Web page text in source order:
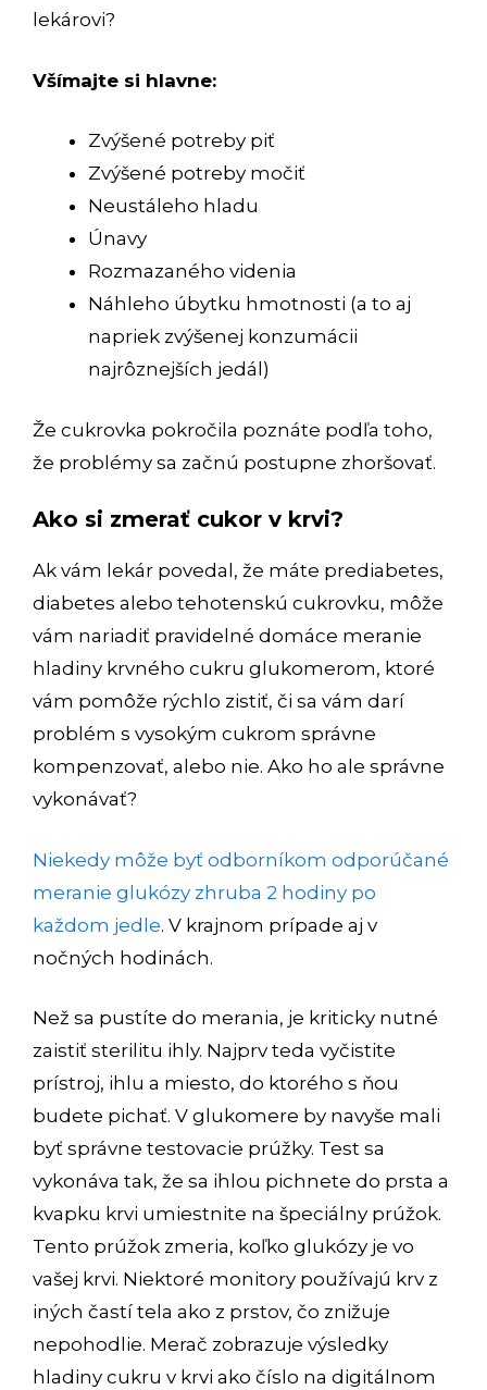
lekárovi?
Všímajte si hlavne:
Zvýšené potreby piť
Zvýšené potreby močiť
Neustáleho hladu
Únavy
Rozmazaného videnia
Náhleho úbytku hmotnosti (a to aj
napriek zvýšenej konzumácii
najrôznejších jedál)
Že cukrovka pokročila poznáte podľa toho,
že problémy sa začnú postupne zhoršovať.
Ako si zmerať cukor v krvi?
Ak vám lekár povedal, že máte prediabetes,
diabetes alebo tehotenskú cukrovku, môže
vám nariadiť pravidelné domáce meranie
hladiny krvného cukru glukomerom, ktoré
vám pomôže rýchlo zistiť, či sa vám darí
problém s vysokým cukrom správne
kompenzovať, alebo nie. Ako ho ale správne
vykonávať?
Niekedy môže byť odborníkom odporúčané
meranie glukózy zhruba 2 hodiny po
každom jedle. V krajnom prípade aj v
nočných hodinách.
Než sa pustíte do merania, je kriticky nutné
zaistiť sterilitu ihly. Najprv teda vyčistite
prístroj, ihlu a miesto, do ktorého s ňou
budete pichať. V glukomere by navyše mali
byť správne testovacie prúžky. Test sa
vykonáva tak, že sa ihlou pichnete do prsta a
kvapku krvi umiestnite na špeciálny prúžok.
Tento prúžok zmeria, koľko glukózy je vo
vašej krvi. Niektoré monitory používajú krv z
iných častí tela ako z prstov, čo znižuje
nepohodlie. Merač zobrazuje výsledky
hladiny cukru v krvi ako číslo na digitálnom